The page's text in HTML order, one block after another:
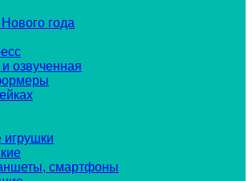
года
озвученная
смартфоны